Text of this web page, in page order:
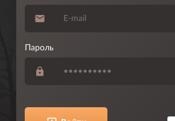
Пароль